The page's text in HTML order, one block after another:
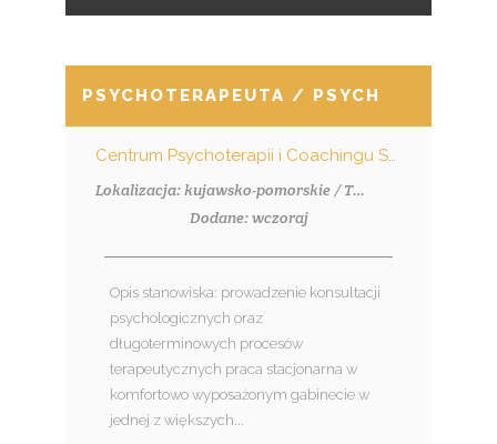
PSYCHOTERAPEUTA /
Centrum Psychoterapii i Coachingu Synergia
Lokalizacja: kujawsko-pomorskie / Toruń
Dodane: wczoraj
Opis stanowiska: prowadzenie konsultacji
psychologicznych oraz
długoterminowych procesów
terapeutycznych praca stacjonarna w
komfortowo wyposażonym gabinecie w
jednej z większych...